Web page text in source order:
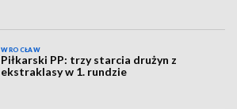
WROCŁAW
Piłkarski PP: trzy starcia drużyn z
ekstraklasy w 1. rundzie